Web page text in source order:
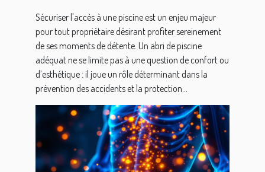
Sécuriser l'accès à une piscine est un enjeu majeur
pour tout propriétaire désirant profiter sereinement
de ses moments de détente. Un abri de piscine
adéquat ne se limite pas à une question de confort ou
d’esthétique : il joue un rôle déterminant dans la
prévention des accidents et la protection...